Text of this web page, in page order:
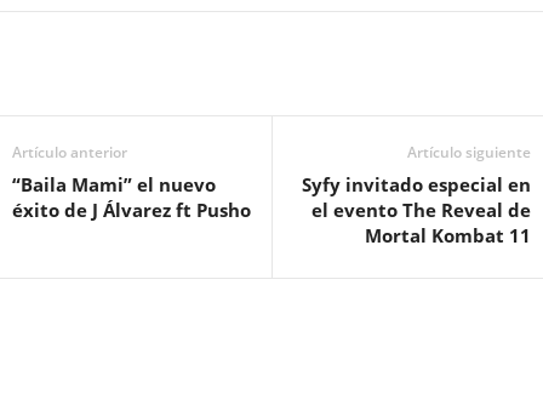
Artículo anterior
“Baila Mami” el nuevo
éxito de J Álvarez ft Pusho
Artículo siguiente
Syfy invitado especial en
el evento The Reveal de
Mortal Kombat 11